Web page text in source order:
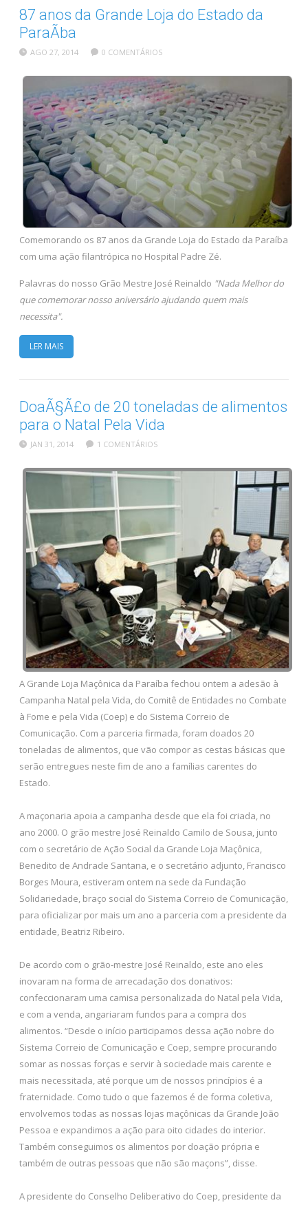
87 anos da Grande Loja do Estado da
ParaÃ­ba
AGO 27, 2014 0 COMENTÁRIOS
Comemorando os 87 anos da Grande Loja do Estado da Paraíba
com uma ação filantrópica no Hospital Padre Zé.
Palavras do nosso Grão Mestre José Reinaldo "Nada Melhor do
que comemorar nosso aniversário ajudando quem mais
necessita".
LER MAIS
DoaÃ§Ã£o de 20 toneladas de alimentos
para o Natal Pela Vida
JAN 31, 2014 1 COMENTÁRIOS
A Grande Loja Maçônica da Paraíba fechou ontem a adesão à
Campanha Natal pela Vida, do Comitê de Entidades no Combate
à Fome e pela Vida (Coep) e do Sistema Correio de
Comunicação. Com a parceria firmada, foram doados 20
toneladas de alimentos, que vão compor as cestas básicas que
serão entregues neste fim de ano a famílias carentes do
Estado.
A maçonaria apoia a campanha desde que ela foi criada, no
ano 2000. O grão mestre José Reinaldo Camilo de Sousa, junto
com o secretário de Ação Social da Grande Loja Maçônica,
Benedito de Andrade Santana, e o secretário adjunto, Francisco
Borges Moura, estiveram ontem na sede da Fundação
Solidariedade, braço social do Sistema Correio de Comunicação,
para oficializar por mais um ano a parceria com a presidente da
entidade, Beatriz Ribeiro.
De acordo com o grão-mestre José Reinaldo, este ano eles
inovaram na forma de arrecadação dos donativos:
confeccionaram uma camisa personalizada do Natal pela Vida,
e com a venda, angariaram fundos para a compra dos
alimentos. “Desde o início participamos dessa ação nobre do
Sistema Correio de Comunicação e Coep, sempre procurando
somar as nossas forças e servir à sociedade mais carente e
mais necessitada, até porque um de nossos princípios é a
fraternidade. Como tudo o que fazemos é de forma coletiva,
envolvemos todas as nossas lojas maçônicas da Grande João
Pessoa e expandimos a ação para oito cidades do interior.
Também conseguimos os alimentos por doação própria e
também de outras pessoas que não são maçons”, disse.
A presidente do Conselho Deliberativo do Coep, presidente da